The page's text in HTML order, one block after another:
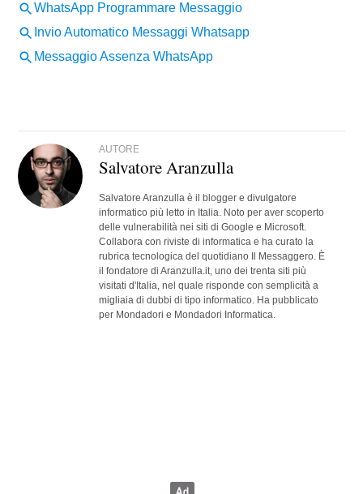
AUTORE
Salvatore Aranzulla
Salvatore Aranzulla è il blogger e divulgatore
informatico più letto in Italia. Noto per aver scoperto
delle vulnerabilità nei siti di Google e Microsoft.
Collabora con riviste di informatica e ha curato la
rubrica tecnologica del quotidiano Il Messaggero. È
il fondatore di Aranzulla.it, uno dei trenta siti più
visitati d'Italia, nel quale risponde con semplicità a
migliaia di dubbi di tipo informatico. Ha pubblicato
per Mondadori e Mondadori Informatica.